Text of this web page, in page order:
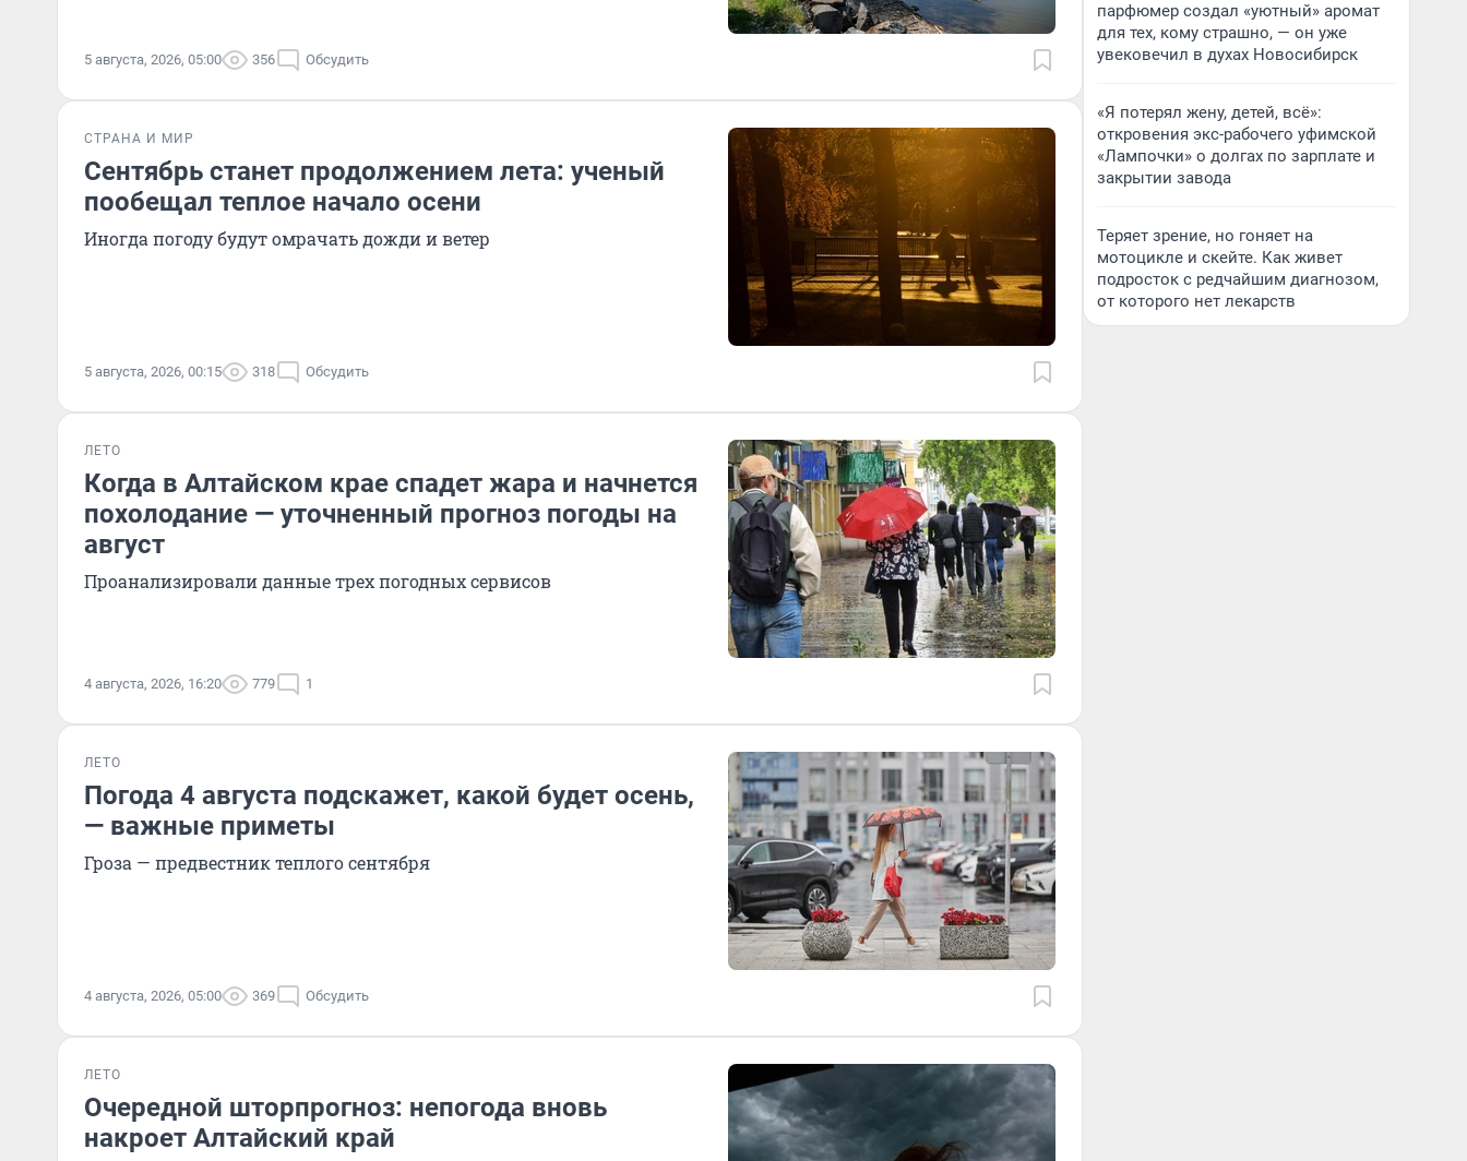
5 августа, 2026, 05:00 356 Обсудить
СТРАНА И МИР
Сентябрь станет продолжением лета: ученый
пообещал теплое начало осени
Иногда погоду будут омрачать дожди и ветер
5 августа, 2026, 00:15 318 Обсудить
ЛЕТО
Когда в Алтайском крае спадет жара и начнется
похолодание — уточненный прогноз погоды на
август
Проанализировали данные трех погодных сервисов
4 августа, 2026, 16:20 779 1
ЛЕТО
Погода 4 августа подскажет, какой будет осень,
— важные приметы
Гроза — предвестник теплого сентября
4 августа, 2026, 05:00 369 Обсудить
ЛЕТО
Очередной шторпрогноз: непогода вновь
накроет Алтайский край
парфюмер создал «уютный» аромат
для тех, кому страшно, — он уже
увековечил в духах Новосибирск
«Я потерял жену, детей, всё»:
откровения экс-рабочего уфимской
«Лампочки» о долгах по зарплате и
закрытии завода
Теряет зрение, но гоняет на
мотоцикле и скейте. Как живет
подросток с редчайшим диагнозом,
от которого нет лекарств